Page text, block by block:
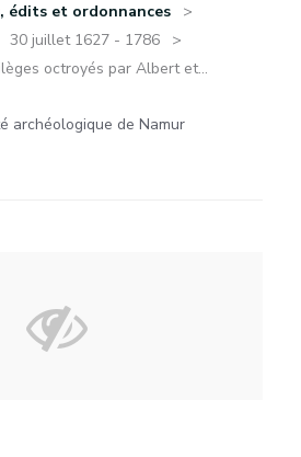
édits et ordonnances
30 juillet 1627 - 1786
octroyés par Albert et...
archéologique de Namur